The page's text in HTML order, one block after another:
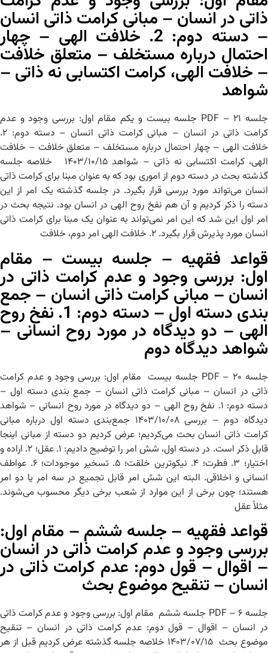
ذاتی در انسان – مبانی کرامت ذاتی انسان
– دسته دوم: 2. خلافت الهی – چهار
احتمال درباره مستخلف – متعلق خلافت
– خلافت الهی، کرامت اکتسابی نه ذاتی –
شواهد
جلسه ۲۱ – PDF جلسه بیست و یکم مقام اول: بررسی وجود و عدم
کرامت ذاتی در انسان – مبانی کرامت ذاتی انسان – دسته دوم: ۲.
خلافت الهی – چهار احتمال درباره مستخلف – متعلق خلافت – خلافت
الهی، کرامت اکتسابی نه ذاتی – شواهد ۱۴۰۳/۱۰/۱۵ خلاصه جلسه
گذشته بحث در دسته دوم از اموری بود که به عنوان مبنا برای کرامت ذاتی
انسان می‌تواند مورد بررسی قرار بگیرد. در جلسه گذشته یک امر از این
دسته را ذکر کردیم و آن هم نفخ روح الهی در انسان بود. نتیجه بحث در
امر اول این شد که این امر نمی‌تواند به عنوان یک مبنا برای کرامت ذاتی
انسان مورد پذیرش قرار بگیرد. ۲. خلافت الهی امر دوم، خلافت
قواعد فقهیه – جلسه بیست – مقام
اول: بررسی وجود و عدم کرامت ذاتی در
انسان – مبانی کرامت ذاتی انسان – جمع
بندی دسته اول – دسته دوم: 1. نفخ روح
الهی – دو دیدگاه در مورد روح انسانی –
شواهد دیدگاه دوم
جلسه ۲۰ – PDF جلسه بیست مقام اول: بررسی وجود و عدم کرامت
ذاتی در انسان – مبانی کرامت ذاتی انسان – جمع بندی دسته اول –
دسته دوم: ۱. نفخ روح الهی – دو دیدگاه در مورد روح انسانی – شواهد
دیدگاه دوم – بررسی ۱۴۰۳/۱۰/۰۸ جمع‌بندی دسته اول درباره مبانی
کرامت ذاتی انسان بحث می‌کردیم؛ عرض کردیم دو دسته از مبانی اینجا
قابل ذکر است. در دسته اول، شش امر را توضیح دادیم: ۱. عقل؛ ۲. اراده و
اختیار؛ ۳. فطرت؛ ۴. نیکوترین خلقت؛ ۵. تسخیر موجودات؛ ۶. عواطف
انسانی و اخلاقی. البته این شش امر قابل تجمیع در سه امر یا دو امر
هستند؛ چون برخی از این موارد از شعب برخی دیگر محسوب می‌شوند.
مثلاً عقل
قواعد فقهیه – جلسه ششم – مقام اول:
بررسی وجود و عدم کرامت ذاتی در انسان
– اقوال – قول دوم: عدم کرامت ذاتی در
انسان – تنقیح موضوع بحث
جلسه ۶ – PDF جلسه ششم مقام اول: بررسی وجود و عدم کرامت ذاتی
در انسان – اقوال – قول دوم: عدم کرامت ذاتی در انسان – تنقیح
موضوع بحث ۱۴۰۳/۰۷/۱۵ خلاصه جلسه گذشته عرض کردیم قبل از هر